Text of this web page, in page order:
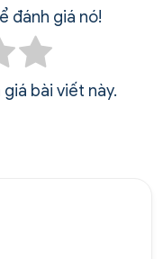
đánh giá nó!
bài viết này.